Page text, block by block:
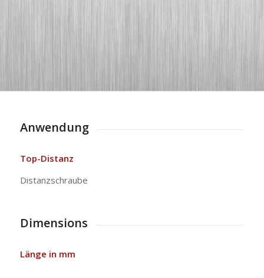
Anwendung
Top-Distanz
Distanzschraube
Dimensions
Länge in mm